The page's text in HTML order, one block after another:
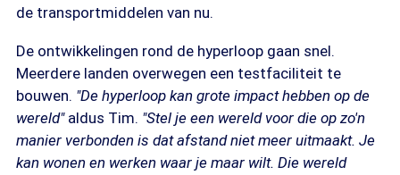
de transportmiddelen van nu.
De ontwikkelingen rond de hyperloop gaan snel.
Meerdere landen overwegen een testfaciliteit te
bouwen. "De hyperloop kan grote impact hebben op de
wereld" aldus Tim. "Stel je een wereld voor die op zo'n
manier verbonden is dat afstand niet meer uitmaakt. Je
kan wonen en werken waar je maar wilt. Die wereld